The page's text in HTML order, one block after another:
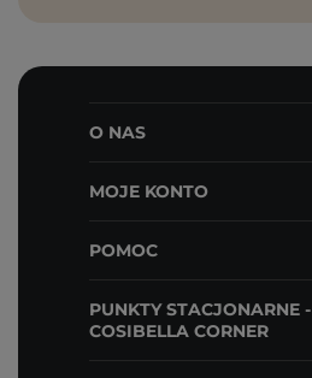
O NAS
MOJE KONTO
POMOC
PUNKTY STACJONARNE -
COSIBELLA CORNER